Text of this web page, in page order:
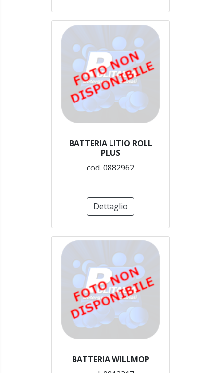
BATTERIA LITIO ROLL
PLUS
cod. 0882962
Dettaglio
BATTERIA WILLMOP